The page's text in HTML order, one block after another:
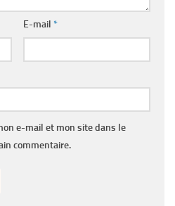
E-mail *
e-mail et mon site dans le
commentaire.